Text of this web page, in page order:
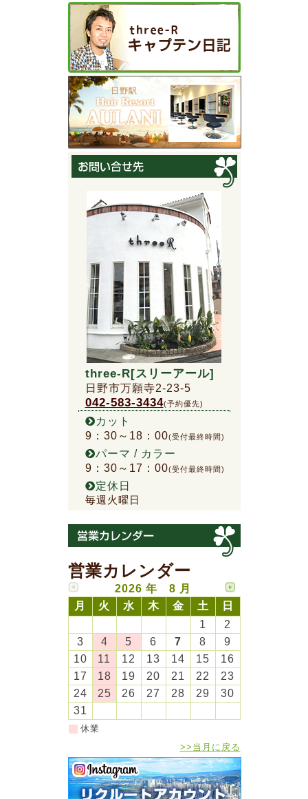
three-R[スリーアール]
日野市万願寺2-23-5
042-583-3434(予約優先)
カット
9：30～18：00(受付最終時間)
パーマ / カラー
9：30～17：00(受付最終時間)
定休日
毎週火曜日
営業カレンダー
2026 年 8 月
月
火 水 木 金 土
日
1
2
3
4 5 6 7 8
9
10
11 12 13 14 15
16
17
18 19 20 21 22
23
24
25 26 27 28 29
30
31
休業
>>当月に戻る